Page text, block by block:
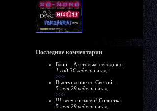
Последние комментарии
Блин... А я только сегодня о
1 год 36 недель назад
>>>
Выступление со Светой -
5 лет 29 недель назад
>>>
!!! весч согласен! Солистка
5 лет 29 недель назад